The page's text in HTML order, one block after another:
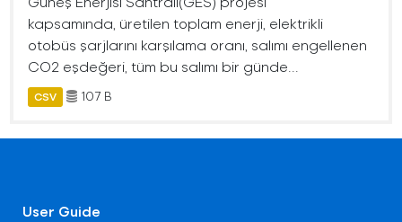
kapsamında, üretilen toplam enerji, elektrikli
otobüs şarjlarını karşılama oranı, salımı engellenen
CO2 eşdeğeri, tüm bu salımı bir günde...
CSV 107 B
User Guide